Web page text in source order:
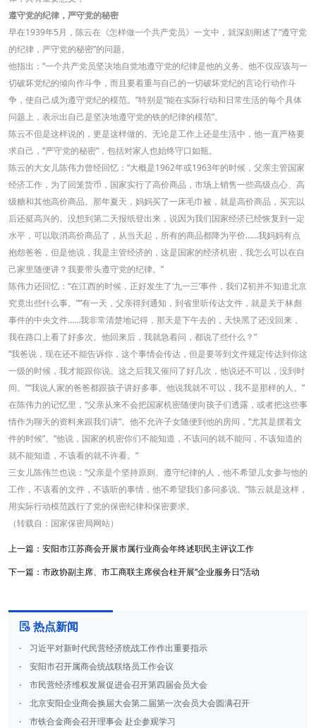
 热点新闻
· 习近平对新时代民营经济统战工作作出重要指示
· 安阳市召开属商会统战联络员工作会议
· 市民营经济维权发展促进会召开第四届会员大会
· 北京安阳企业商会换届大会第二届第一次会员大会圆满召开
· 市铁合金商会召开理事会 赴企参观学习
遵守党的纪律，严守党的秘密
早在1939年5月，陈云在《怎样做一个共产党员》一文中，就深刻阐述了“遵守党
的纪律，严守党的秘密”的问题。
他指出：“一个共产党员坚决地自觉地遵守党的纪律是他的义务。他不仅应该与一
切破坏党纪的倾向作斗争，而且要着重与自己的一切破坏党纪的言论行动作斗
争，使自己成为遵守党纪的模范。”特别是“能在实际行动和日常生活的每个具体
问题上，表示出自己是坚决地遵守党的铁的纪律的模范”。
陈云不但是这样说的，更是这样做的。无论是工作上还是生活中，他一直严格要
求自己，“严守党的秘密”，包括对家人也始终守口如瓶。
陈云的大女儿陈伟力曾经回忆：“大概是1962年或1963年的时候，父亲主管国家
经济工作，为了回笼货币，国家实行了高价商品，市场上销售一些高级点心、高
级糖和其他高价商品。那年夏天，妈妈买了一床毛巾被，就是高价商品，买完以
后还挺高兴的。没想到第二天报纸登出来，说因为我们国家经济已经恢复到一定
水平，可以取消高价商品了，从当天起，所有的商品都降为平价……我妈妈有点
抱怨爸爸，但是他说，我是主管经济的，这是国家的经济机密，我怎么可以在自
己家里随便讲？我要带头遵守党的纪律。”
陈伟力还回忆：“在江西的时候，正好发生了‘九一三’事件，我们Z初并不知道北京
究竟出些什么事。”“有一天，父亲得到通知，到省里听传达文件，就是关于林彪
事件的中央文件……我非常清楚地记得，那天是下午去的，天快黑了还没回来，
我在路口上看了好多次。他回来后，我就急着问，都说了些什么？”
“我爸说，现在还不能告诉你，这个事情会传达，但是要等到文件规定传达到你这
一级的时候，我才能跟你说。这之后我又催问了好几次，他说还不可以，没到时
间。”“我说人家的爸爸都跟孩子讲好多事。他说我就不可以，我不是那样的人。”
在陈伟力的记忆里，“父亲从来不会把国家机密随便向孩子们透露，或者把这些事
情作为聊天的资料来跟我们讲”。他不允许子女随便到他的房间，“尤其是摆着文
件的时候”。“他说，国家的机密你们不能知道，不该问的就不能问，不该知道的
就不能知道，不该看的就不许看。”
三女儿陈伟兰也说：“父亲是个坚持原则、遵守纪律的人，他不希望儿女参与他的
工作，不该看的文件，不该听的事情，他不希望我们多问多说。”陈云就是这样，
用实际行动模范践行了党的保密纪律和保密要求。
（转载自：国家保密局网站）
上一篇： 安阳市江苏商会开展市属行业商会年终述职民主评议工作
下一篇： 市政协副主席、市工商联主席侯合柱开展“企业服务日”活动